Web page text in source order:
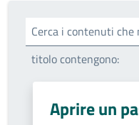
Cerca i contenuti che
titolo contengono:
Aprire un